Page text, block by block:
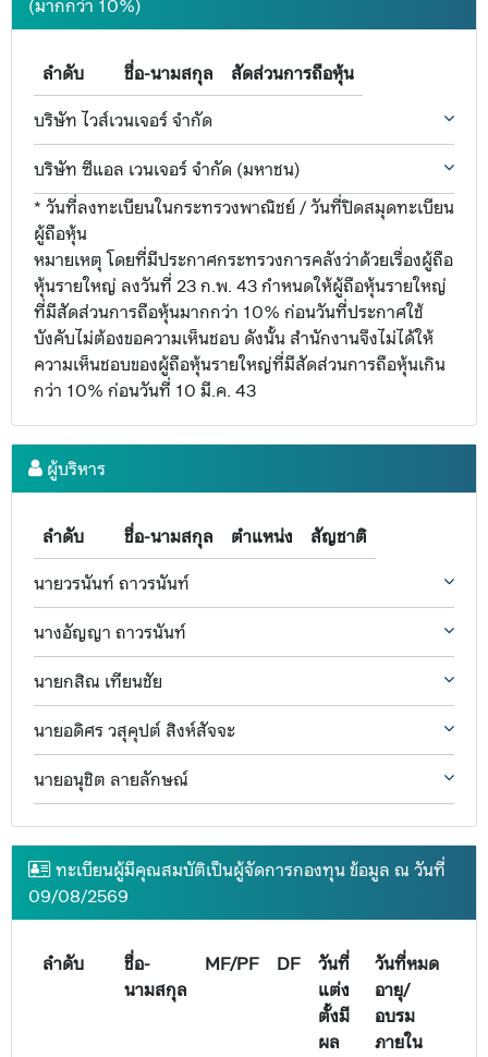
ลำดับ ชื่อ-นามสกุล
สัดส่วนการถือหุ้น
บริษัท ไวส์เวนเจอร์ จำกัด
บริษัท ซีแอล เวนเจอร์ จำกัด (มหาชน)
* วันที่ลงทะเบียนในกระทรวงพาณิชย์ / วันที่ปิดสมุดทะเบียน
ผู้ถือหุ้น
หมายเหตุ โดยที่มีประกาศกระทรวงการคลังว่าด้วยเรื่องผู้ถือ
หุ้นรายใหญ่ ลงวันที่ 23 ก.พ. 43 กำหนดให้ผู้ถือหุ้นรายใหญ่
ที่มีสัดส่วนการถือหุ้นมากกว่า 10% ก่อนวันที่ประกาศใช้
บังคับไม่ต้องขอความเห็นชอบ ดังนั้น สำนักงานจึงไม่ได้ให้
ความเห็นชอบของผู้ถือหุ้นรายใหญ่ที่มีสัดส่วนการถือหุ้นเกิน
กว่า 10% ก่อนวันที่ 10 มี.ค. 43
ผู้บริหาร
ลำดับ ชื่อ-นามสกุล ตำแหน่ง
สัญชาติ
นายวรนันท์ ถาวรนันท์
นางอัญญา ถาวรนันท์
นายกสิณ เทียนชัย
นายอดิศร วสุคุปต์ สิงห์สัจจะ
นายอนุชิต ลายลักษณ์
ทะเบียนผู้มีคุณสมบัติเป็นผู้จัดการกองทุน ข้อมูล ณ วันที่
09/08/2569
ลำดับ
ชื่อ-
นามสกุล
MF/PF DF
วันที่
แต่ง
ตั้งมี
ผล
วันที่หมด
อายุ/
อบรม
ภายใน